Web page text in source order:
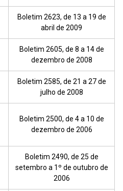
Boletim 2623, de 13 a 19 de
abril de 2009
Boletim 2605, de 8 a 14 de
dezembro de 2008
Boletim 2585, de 21 a 27 de
julho de 2008
Boletim 2500, de 4 a 10 de
dezembro de 2006
Boletim 2490, de 25 de
setembro a 1º de outubro de
2006